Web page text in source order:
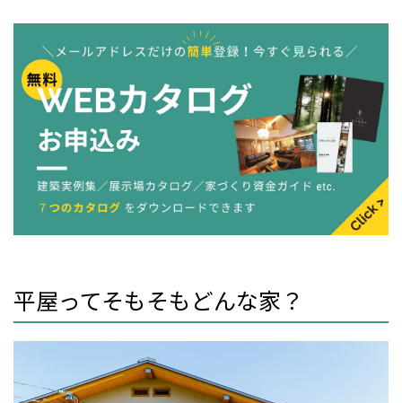
平屋ってそもそもどんな家？